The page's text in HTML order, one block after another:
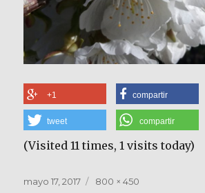
+1 compartir
tweet compartir
(Visited 11 times, 1 visits today)
Publicado
mayo 17, 2017
Tamaño
800 × 450